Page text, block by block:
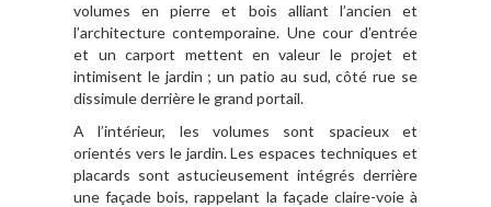
volumes en pierre et bois alliant l’ancien et
l’architecture contemporaine. Une cour d’entrée
et un carport mettent en valeur le projet et
intimisent le jardin ; un patio au sud, côté rue se
dissimule derrière le grand portail.
A l’intérieur, les volumes sont spacieux et
orientés vers le jardin. Les espaces techniques et
placards sont astucieusement intégrés derrière
une façade bois, rappelant la façade claire-voie à